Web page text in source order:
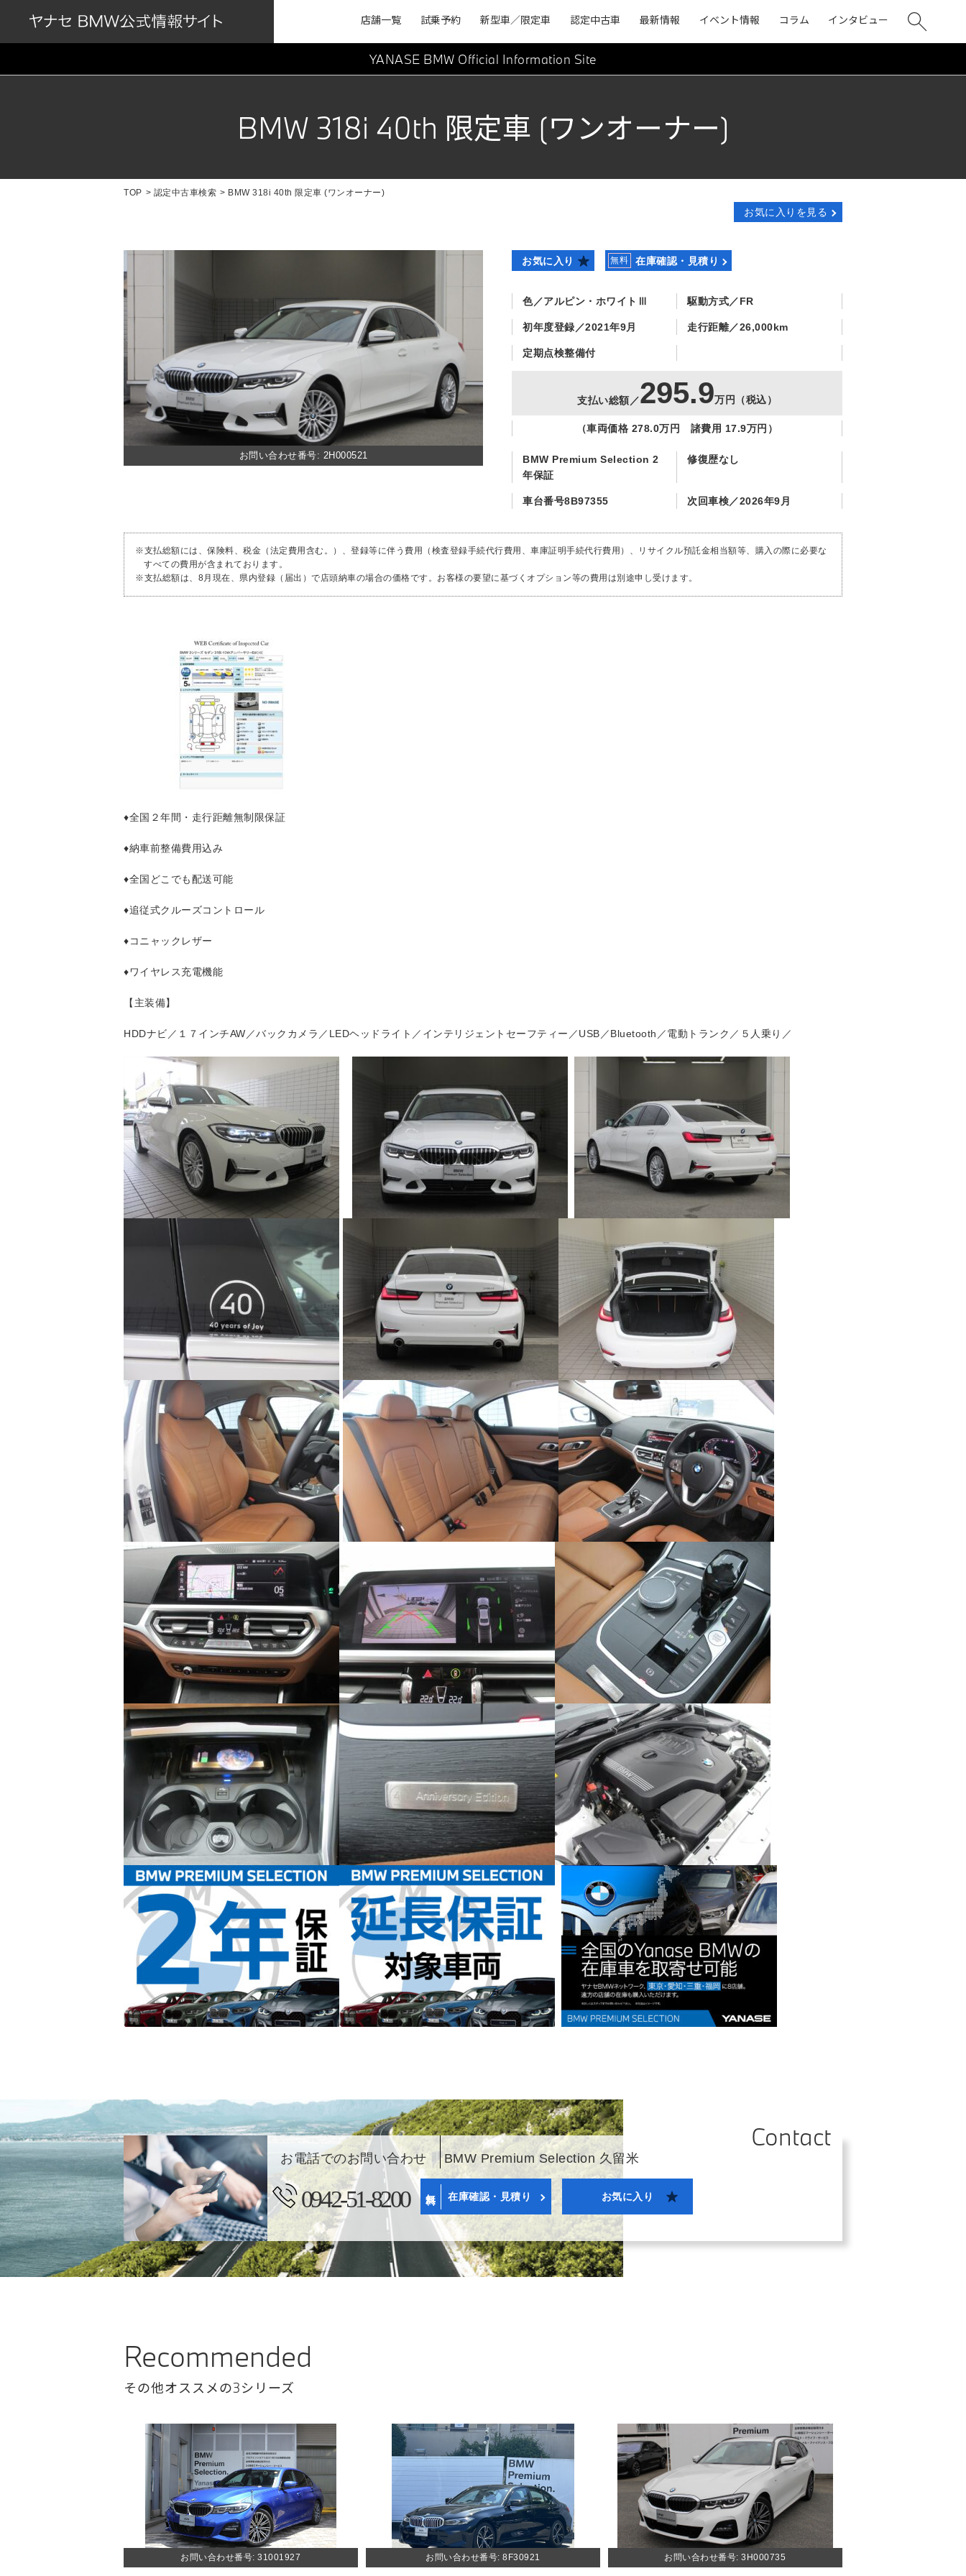
店舗一覧 試乗予約 新型車／限定車 認定中古車 最新情報 イベント情報 コラム インタビュー
YANASE BMW Official Information Site
BMW 318i 40th 限定車 (ワンオーナー)
TOP 認定中古車検索 BMW 318i 40th 限定車 (ワンオーナー)
お気に入りを見る
お問い合わせ番号: 2H000521
お気に入り 無料 在庫確認・見積り
色 アルピン・ホワイトⅢ 駆動方式 FR
初年度登録 2021年9月 走行距離 26,000km
定期点検整備付
支払い総額 295.9万円 （税込）
（車両価格 278.0万円 諸費用 17.9万円）
BMW Premium Selection 2
年保証
修復歴なし
車台番号8B97355 次回車検 2026年9月
※支払総額には、保険料、税金（法定費用含む。）、登録等に伴う費用（検査登録手続代行費用、車庫証明手続代行費用）、リサイクル預託金相当額等、購入の際に必要な
すべての費用が含まれております。
※支払総額は、8月現在、県内登録（届出）で店頭納車の場合の価格です。お客様の要望に基づくオプション等の費用は別途申し受けます。
♦全国２年間・走行距離無制限保証
♦納車前整備費用込み
♦全国どこでも配送可能
♦追従式クルーズコントロール
♦コニャックレザー
♦ワイヤレス充電機能
【主装備】
HDDナビ／１７インチAW／バックカメラ／LEDヘッドライト／インテリジェントセーフティー／USB／Bluetooth／電動トランク／５人乗り／
Contact
お電話でのお問い合わせ BMW Premium Selection 久留米
0942-51-8200 在庫確認・見積り お気に入り
Recommended
その他オススメの3シリーズ
お問い合わせ番号: 31001927 お問い合わせ番号: 8F30921 お問い合わせ番号: 3H000735